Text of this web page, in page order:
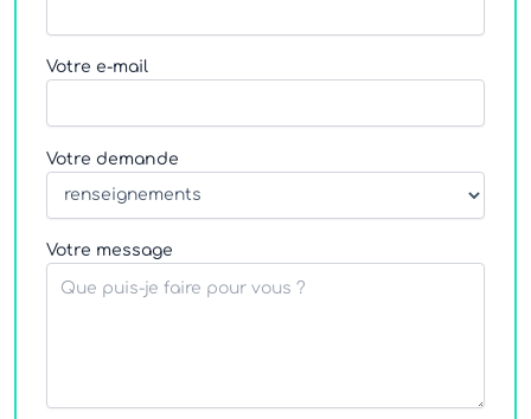
Votre e-mail
Votre demande
Votre message